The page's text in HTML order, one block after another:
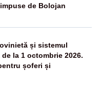
de Bolojan
și sistemul
la 1 octombrie 2026.
șoferi și